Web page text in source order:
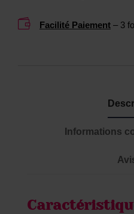
 Facilité Paiement – 3
Informations